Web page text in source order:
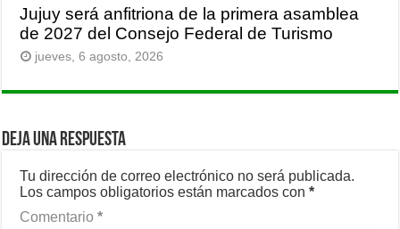
Jujuy será anfitriona de la primera asamblea
de 2027 del Consejo Federal de Turismo
jueves, 6 agosto, 2026
Deja una respuesta
Tu dirección de correo electrónico no será publicada.
Los campos obligatorios están marcados con*
Comentario*